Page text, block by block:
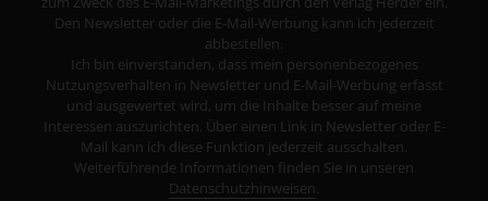
Den Newsletter oder die E-Mail-Werbung kann ich jederzeit
abbestellen.
Ich bin einverstanden, dass mein personenbezogenes
Nutzungsverhalten in Newsletter und E-Mail-Werbung erfasst
und ausgewertet wird, um die Inhalte besser auf meine
Interessen auszurichten. Über einen Link in Newsletter oder E-
Mail kann ich diese Funktion jederzeit ausschalten.
Weiterführende Informationen finden Sie in unseren
Datenschutzhinweisen.